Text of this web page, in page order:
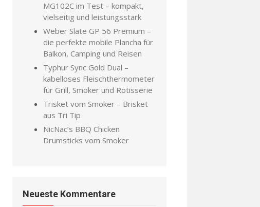
MG102C im Test – kompakt,
vielseitig und leistungsstark
Weber Slate GP 56 Premium –
die perfekte mobile Plancha für
Balkon, Camping und Reisen
Typhur Sync Gold Dual –
kabelloses Fleischthermometer
für Grill, Smoker und Rotisserie
Trisket vom Smoker – Brisket
aus Tri Tip
NicNac’s BBQ Chicken
Drumsticks vom Smoker
Neueste Kommentare